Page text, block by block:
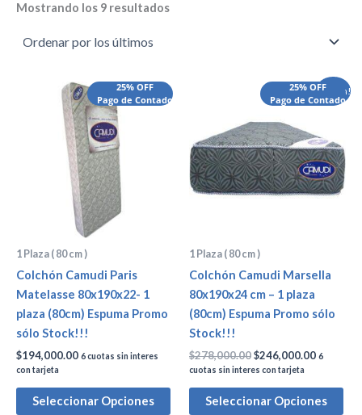
Mostrando los 9 resultados
25% OFF
Pago de Contado
1 Plaza ( 80 cm )
Colchón Camudi Paris
Matelasse 80x190x22- 1
plaza (80cm) Espuma Promo
sólo Stock!!!
$194,000.00 6 cuotas sin interes
con tarjeta
Seleccionar Opciones
¡Oferta!
25% OFF
Pago de Contado
1 Plaza ( 80 cm )
Colchón Camudi Marsella
80x190x24 cm – 1 plaza
(80cm) Espuma Promo sólo
Stock!!!
$278,000.00
El
precio
era:
$278,000.00.
$246,000.00
El
precio
6
cuotas sin interes con tarjeta
Seleccionar Opciones